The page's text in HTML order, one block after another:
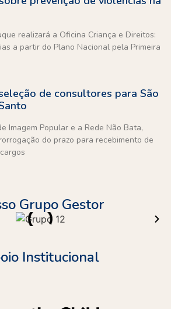
realizará a Oficina Criança e Direitos:
a partir do Plano Nacional pela Primeira
de consultores para São
Imagem Popular e a Rede Não Bata,
do prazo para recebimento de
Grupo Gestor
Institucional